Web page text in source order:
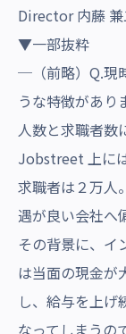
Director 内藤 兼
▼一部抜粋
─（前略）Q.現
うな特徴があり
人数と求職者数
Jobstreet 上に
求職者は２万人
遇が良い会社へ
その背景に、イ
は当面の現金が
し、給与を上げ
なってしまうの